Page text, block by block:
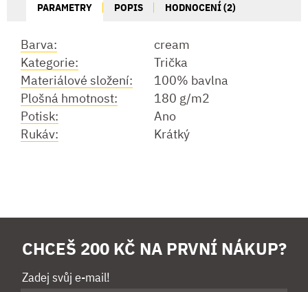
PARAMETRY POPIS HODNOCENÍ (2)
Barva:
cream
Kategorie:
Trička
Materiálové složení:
100% bavlna
Plošná hmotnost:
180 g/m2
Potisk:
Ano
Rukáv:
Krátký
CHCEŠ 200 KČ NA PRVNÍ NÁKUP?
Zadej svůj e-mail!